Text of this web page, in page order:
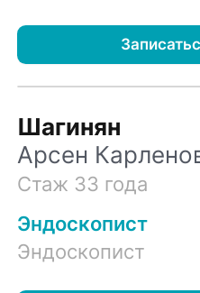
Шагинян
Арсен
Стаж 33 года
Эндоскопист
Эндоскопист